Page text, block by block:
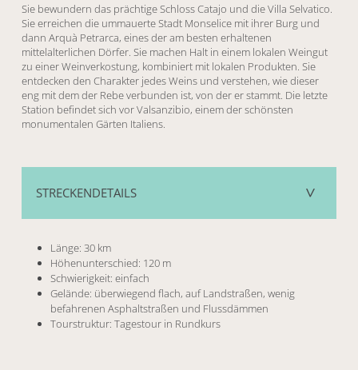
Sie bewundern das prächtige Schloss Catajo und die Villa Selvatico.
Sie erreichen die ummauerte Stadt Monselice mit ihrer Burg und
dann Arquà Petrarca, eines der am besten erhaltenen
mittelalterlichen Dörfer. Sie machen Halt in einem lokalen Weingut
zu einer Weinverkostung, kombiniert mit lokalen Produkten. Sie
entdecken den Charakter jedes Weins und verstehen, wie dieser
eng mit dem der Rebe verbunden ist, von der er stammt. Die letzte
Station befindet sich vor Valsanzibio, einem der schönsten
monumentalen Gärten Italiens.
STRECKENDETAILS
Länge: 30 km
Höhenunterschied: 120 m
Schwierigkeit: einfach
Gelände: überwiegend flach, auf Landstraßen, wenig
befahrenen Asphaltstraßen und Flussdämmen
Tourstruktur: Tagestour in Rundkurs